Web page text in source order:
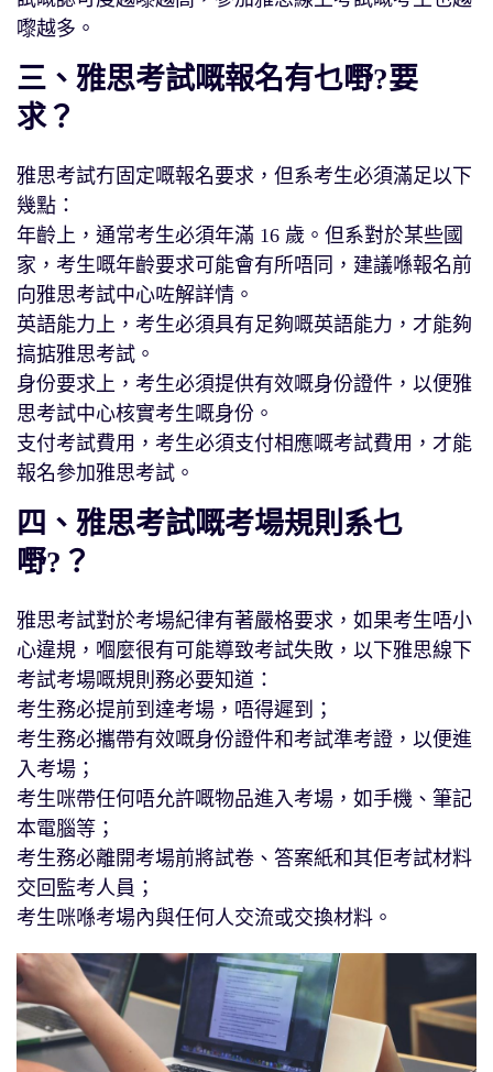
嚟越多。
三、雅思考試嘅報名有乜嘢?要
求？
雅思考試冇固定嘅報名要求，但系考生必須滿足以下
幾點：
年齡上，通常考生必須年滿 16 歲。但系對於某些國
家，考生嘅年齡要求可能會有所唔同，建議喺報名前
向雅思考試中心咗解詳情。
英語能力上，考生必須具有足夠嘅英語能力，才能夠
搞掂雅思考試。
身份要求上，考生必須提供有效嘅身份證件，以便雅
思考試中心核實考生嘅身份。
支付考試費用，考生必須支付相應嘅考試費用，才能
報名參加雅思考試。
四、雅思考試嘅考場規則系乜
嘢?？
雅思考試對於考場紀律有著嚴格要求，如果考生唔小
心違規，嗰麼很有可能導致考試失敗，以下雅思線下
考試考場嘅規則務必要知道：
考生務必提前到達考場，唔得遲到；
考生務必攜帶有效嘅身份證件和考試準考證，以便進
入考場；
考生咪帶任何唔允許嘅物品進入考場，如手機、筆記
本電腦等；
考生務必離開考場前將試卷、答案紙和其佢考試材料
交回監考人員；
考生咪喺考場內與任何人交流或交換材料。